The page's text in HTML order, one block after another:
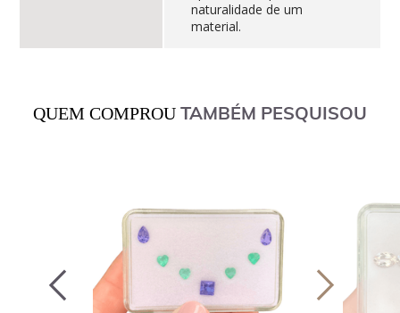
naturalidade de um
material.
QUEM COMPROU TAMBÉM PESQUISOU